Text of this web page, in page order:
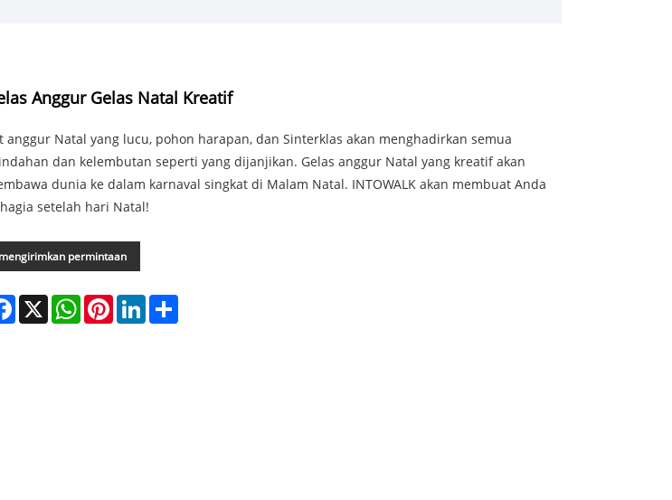
Anggur Gelas Natal Kreatif
anggur Natal yang lucu, pohon harapan, dan Sinterklas akan menghadirkan semua
dan kelembutan seperti yang dijanjikan. Gelas anggur Natal yang kreatif akan
dunia ke dalam karnaval singkat di Malam Natal. INTOWALK akan membuat Anda
setelah hari Natal!
mengirimkan permintaan
Facebook
X WhatsAppPinterestLinkedIn